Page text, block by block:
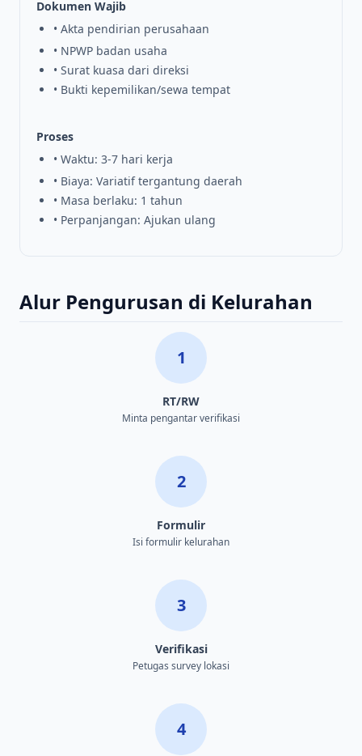
Dokumen Wajib
• Akta pendirian perusahaan
• NPWP badan usaha
• Surat kuasa dari direksi
• Bukti kepemilikan/sewa tempat
Proses
• Waktu: 3-7 hari kerja
• Biaya: Variatif tergantung daerah
• Masa berlaku: 1 tahun
• Perpanjangan: Ajukan ulang
Alur Pengurusan di Kelurahan
1
RT/RW
Minta pengantar verifikasi
2
Formulir
Isi formulir kelurahan
3
Verifikasi
Petugas survey lokasi
4